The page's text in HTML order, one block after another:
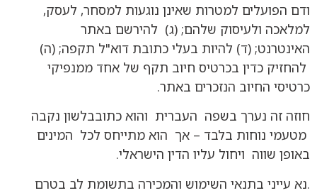
ודם הפועלים למטרות שאינן נוגעות למסחר, לעסק,
למלאכה ולעיסוק שלהם; (ג) להירשם באתר
האינטרנט; (ד) להיות בעלי כתובת דוא"ל תקפה; (ה)
להחזיק כדין בכרטיס חיוב תקף של אחד ממנפיקי
כרטיסי החיוב הנזכרים באתר.
חוזה זה נערך בשפה העברית והוא כתובבלשון נקבה
מטעמי נוחות בלבד – אך הוא מתייחס לכל המינים
באופן שווה ויחול עליו הדין הישראלי.
.נא עייני בתנאי השימוש והמכירה בתשומת לב בטרם